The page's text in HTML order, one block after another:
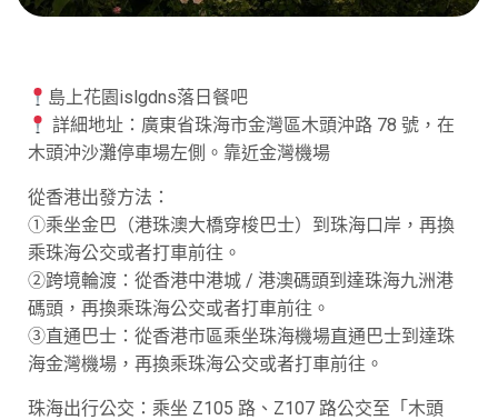
島上花園islgdns落日餐吧
詳細地址：廣東省珠海市金灣區木頭沖路 78 號，在
木頭沖沙灘停車場左側。靠近金灣機場
從香港出發方法：
①乘坐金巴（港珠澳大橋穿梭巴士）到珠海口岸，再換
乘珠海公交或者打車前往。
②跨境輪渡：從香港中港城 / 港澳碼頭到達珠海九洲港
碼頭，再換乘珠海公交或者打車前往。
③直通巴士：從香港市區乘坐珠海機場直通巴士到達珠
海金灣機場，再換乘珠海公交或者打車前往。
珠海出行公交：乘坐 Z105 路、Z107 路公交至「木頭